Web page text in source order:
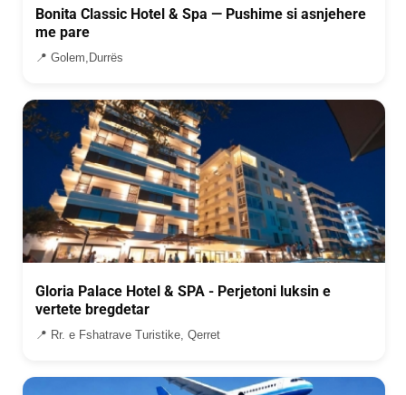
Bonita Classic Hotel & Spa — Pushime si asnjehere
me pare
📍 Golem,Durrës
Gloria Palace Hotel & SPA - Perjetoni luksin e
vertete bregdetar
📍 Rr. e Fshatrave Turistike, Qerret